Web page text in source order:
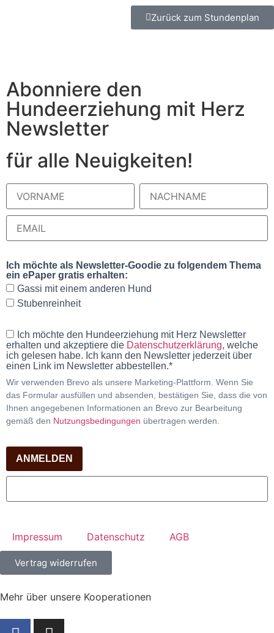
Zurück zum Stundenplan
Abonniere den
Hundeerziehung mit Herz
Newsletter
für alle Neuigkeiten!
Ich möchte als Newsletter-Goodie zu folgendem Thema
ein ePaper gratis erhalten:
Gassi mit einem anderen Hund
Stubenreinheit
Ich möchte den Hundeerziehung mit Herz Newsletter
erhalten und akzeptiere die Datenschutzerklärung, welche
ich gelesen habe. Ich kann den Newsletter jederzeit über
einen Link im Newsletter abbestellen.*
Wir verwenden Brevo als unsere Marketing-Plattform. Wenn Sie
das Formular ausfüllen und absenden, bestätigen Sie, dass die von
Ihnen angegebenen Informationen an Brevo zur Bearbeitung
gemäß den Nutzungsbedingungen übertragen werden.
ANMELDEN
Impressum Datenschutz AGB
Vertrag widerrufen
Mehr über unsere Kooperationen